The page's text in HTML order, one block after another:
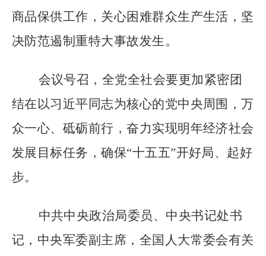
商品保供工作，关心困难群众生产生活，坚
决防范遏制重特大事故发生。
会议号召，全党全社会要更加紧密团
结在以习近平同志为核心的党中央周围，万
众一心、砥砺前行，奋力实现明年经济社会
发展目标任务，确保“十五五”开好局、起好
步。
中共中央政治局委员、中央书记处书
记，中央军委副主席，全国人大常委会有关